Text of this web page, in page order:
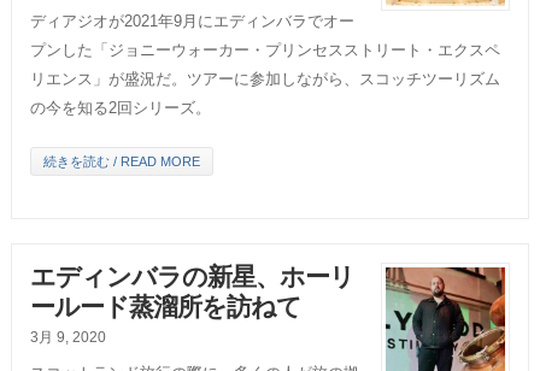
ディアジオが2021年9月にエディンバラでオー
プンした「ジョニーウォーカー・プリンセスストリート・エクスペ
リエンス」が盛況だ。ツアーに参加しながら、スコッチツーリズム
の今を知る2回シリーズ。
続きを読む / READ MORE
エディンバラの新星、ホーリ
ールード蒸溜所を訪ねて
3月 9, 2020